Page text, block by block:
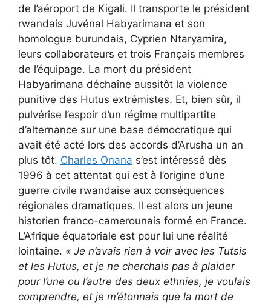
de l’aéroport de Kigali. Il transporte le président
rwandais Juvénal Habyarimana et son
homologue burundais, Cyprien Ntaryamira,
leurs collaborateurs et trois Français membres
de l’équipage. La mort du président
Habyarimana déchaîne aussitôt la violence
punitive des Hutus extrémistes. Et, bien sûr, il
pulvérise l’espoir d’un régime multipartite
d’alternance sur une base démocratique qui
avait été acté lors des accords d’Arusha un an
plus tôt. Charles Onana s’est intéressé dès
1996 à cet attentat qui est à l’origine d’une
guerre civile rwandaise aux conséquences
régionales dramatiques. Il est alors un jeune
historien franco-camerounais formé en France.
L’Afrique équatoriale est pour lui une réalité
lointaine. « Je n’avais rien à voir avec les Tutsis
et les Hutus, et je ne cherchais pas à plaider
pour l’une ou l’autre des deux ethnies, je voulais
comprendre, et je m’étonnais que la mort de